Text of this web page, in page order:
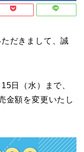
だきまして、誠
日（水）まで、
金額を変更いたし